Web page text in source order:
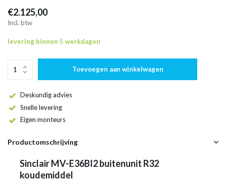
€2.125,00
Incl. btw
levering binnen 5 werkdagen
Toevoegen aan winkelwagen
Deskundig advies
Snelle levering
Eigen monteurs
Productomschrijving
Sinclair MV-E36BI2 buitenunit R32
koudemiddel